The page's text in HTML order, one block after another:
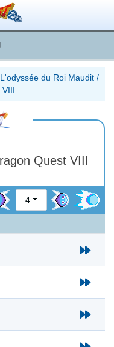
du Roi Maudit /
Quest VIII
4